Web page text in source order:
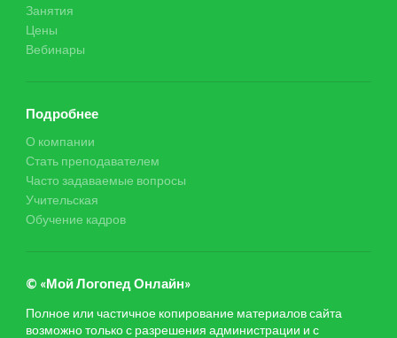
Занятия
Цены
Вебинары
Подробнее
О компании
Стать преподавателем
Часто задаваемые вопросы
Учительская
Обучение кадров
© «Мой Логопед Онлайн»
Полное или частичное копирование материалов сайта
возможно только с разрешения администрации и с